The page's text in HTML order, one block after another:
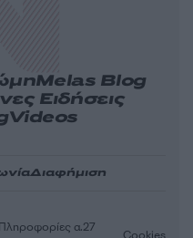
Melas Blog
Ειδήσεις
Videos
Διαφήμιση
Πληροφορίες α.27